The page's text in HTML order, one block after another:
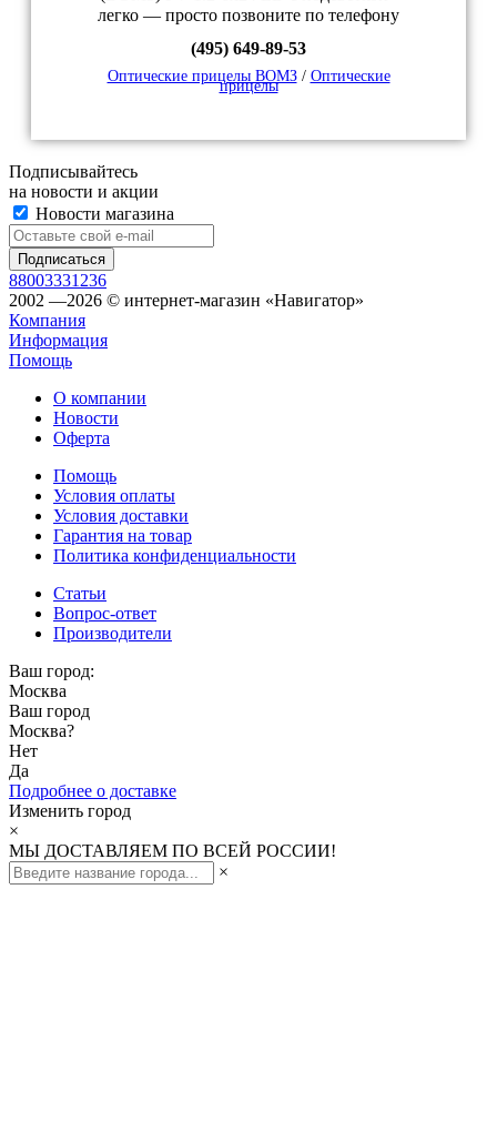
легко — просто позвоните по телефону
(495) 649-89-53
Оптические прицелы ВОМЗ/ Оптические
прицелы
Подписывайтесь
на новости и акции
Новости магазина
88003331236
2002 —2026 © интернет-магазин «Навигатор»
Компания
Информация
Помощь
О компании
Новости
Оферта
Помощь
Условия оплаты
Условия доставки
Гарантия на товар
Политика конфиденциальности
Статьи
Вопрос-ответ
Производители
Ваш город:
Москва
Ваш город
Москва?
Нет
Да
Подробнее о доставке
Изменить город
×
МЫ ДОСТАВЛЯЕМ ПО ВСЕЙ РОССИИ!
×